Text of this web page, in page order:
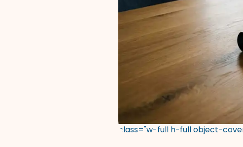
class="w-full h-full object-